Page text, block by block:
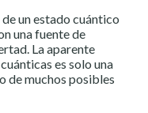
un estado cuántico
una fuente de
La aparente
es solo una
de muchos posibles